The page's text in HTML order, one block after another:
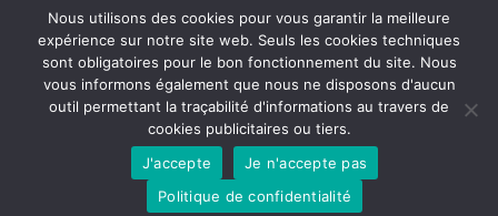
Politique de confidentialité Mentions légales
Conditions générales de vente Plan du site
Nous utilisons des cookies pour vous garantir la meilleure
expérience sur notre site web. Seuls les cookies techniques
sont obligatoires pour le bon fonctionnement du site. Nous
vous informons également que nous ne disposons d'aucun
outil permettant la traçabilité d'informations au travers de
cookies publicitaires ou tiers.
J'accepte
Je n'accepte pas
Politique de confidentialité